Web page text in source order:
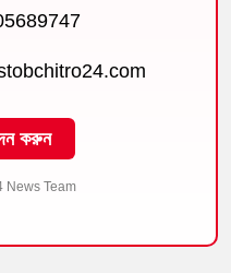
করুন
News Team